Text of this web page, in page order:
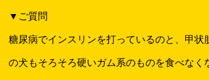
▼ご質問
糖尿病でインスリンを打っているのと、甲
の犬もそろそろ硬いガム系のものを食べな